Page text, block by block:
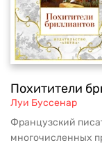
Похитители
Луи Буссенар
Французский
многочисленных